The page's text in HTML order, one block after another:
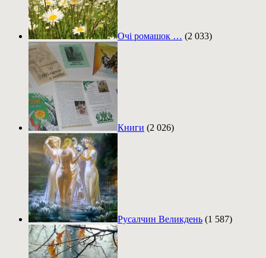
Очі ромашок … (2 033)
Книги (2 026)
Русалчин Великдень (1 587)